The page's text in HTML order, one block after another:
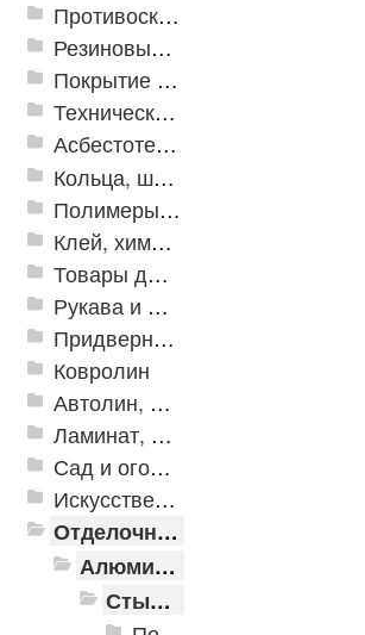
Противоскользящая защита для лестниц, профили, ленты
Резиновые и ПВХ дорожки
Покрытие из резиновой крошки
Техническая резина
Асбестотехнические и теплоизоляционные материалы
Кольца, шайбы, манжеты
Полимеры и пластики
Клей, химия, сопутствующие товары
Товары для дома
Рукава и шланги промышленные
Придверные решетки
Ковролин
Автолин, Транслин, Линолеум
Ламинат, Кварцвиниловая плитка SPC
Сад и огород
Искусственная трава
Отделочные профили
Алюминиевые пороги
Стыкоперекрывающие алюминиевые пороги